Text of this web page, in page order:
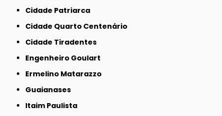
Cidade Patriarca
Cidade Quarto Centenário
Cidade Tiradentes
Engenheiro Goulart
Ermelino Matarazzo
Guaianases
Itaim Paulista